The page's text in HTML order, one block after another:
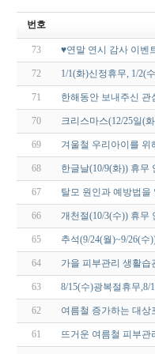
번호
73 ♥연말 연시 감사 이벤
72 1/1(화)신정휴무, 1/2(
71 한해동안 보내주신
70 크리스마스(12/25일(
69 겨울철 우리아이를
68 한글날(10/9(화)) 휴무
67 탈모 원인과 예방법
66 개천절(10/3(수)) 휴무
65 추석(9/24(월)~9/26(수
64 가을 피부관리 생활
63 8/15(수)광복절휴무,8/
62 여름철 증가하는 대
61 뜨거운 여름철 피부관